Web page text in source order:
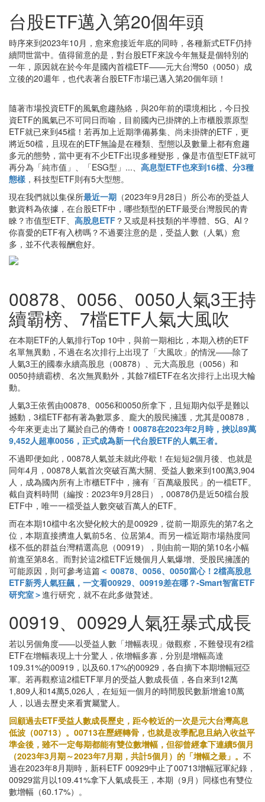
台股ETF邁入第20個年頭
時序來到2023年10月，愈來愈接近年底的同時，各種新式ETF仍持
續問世當中。值得留意的是，對台股ETF來說今年無疑是個特別的
一年，原因就在於今年是國內首檔ETF——元大台灣50（0050）成
立後的20週年，也代表著台股ETF市場已邁入第20個年頭！
隨著市場投資ETF的風氣愈趨熱絡，與20年前的環境相比，今日投
資ETF的風氣已不可同日而喻，目前國內已掛牌的上市櫃股票原型
ETF就已來到45檔！若再加上近期準備募集、尚未掛牌的ETF，更
將近50檔，且現在的ETF無論是在種類、型態以及數量上都有愈趨
多元的態勢，當中更有不少ETF出現多種變形，像是市值型ETF就可
再分為「純市值」、「ESG型」...、 高息型ETF也來到16檔、分3種
態樣 ，科技型ETF則有5大型態。
現在我們就以集保所最近一期 （2023年9月28日）所公布的受益人
數資料為依據，在台股ETF中，哪些類型的ETF最受台灣股民的青
睞？市值型ETF、 高股息ETF ？又或是科技類的半導體、5G、AI？
你喜愛的ETF有入榜嗎？不過要注意的是，受益人數（人氣）愈
多，並不代表報酬愈好。
00878、0056、0050人氣3王持
續霸榜、7檔ETF人氣大風吹
在本期ETF的人氣排行Top 10中，與前一期相比，本期入榜的ETF
名單無異動，不過在名次排行上出現了「大風吹」的情況——除了
人氣3王的國泰永續高股息（00878）、元大高股息（0056）和
0050持續霸榜、名次無異動外，其餘7檔ETF在名次排行上出現大輪
動。
人氣3王依舊由00878、0056和0050所拿下，且短期內似乎是難以
撼動，3檔ETF都有著為數眾多、龐大的股民擁護，尤其是00878，
今年來更走出了屬於自己的傳奇！ 00878在2023年2月時，挾以89萬
9,452人超車0056，正式成為新一代台股ETF的人氣王者。
不過即便如此，00878人氣並未就此停歇！在短短2個月後、也就是
同年4月，00878人氣首次突破百萬大關、受益人數來到100萬3,904
人，成為國內所有上市櫃ETF中，擁有「百萬級股民」的一檔ETF。
截自資料時間（編按：2023年9月28日），00878仍是近50檔台股
ETF中，唯一一檔受益人數突破百萬人的ETF。
而在本期10檔中名次變化較大的是00929，從前一期原先的第7名之
位，本期直接擠進人氣前5名、位居第4。而另一檔近期市場熱度同
樣不低的群益台灣精選高息（00919），則由前一期的第10名小幅
前進至第8名。而對於這2檔ETF近幾個月人氣爆增、受股民擁護的
可能原因，則可參考這篇＜ 00878、0056、0050當心！2檔高股息
ETF新秀人氣狂飆，一文看00929、00919差在哪？-Smart智富ETF
研究室＞進行研究，就不在此多做贅述。
00919、00929人氣狂暴式成長
若以另個角度——以受益人數「增幅表現」做觀察，不難發現有2檔
ETF在增幅表現上十分驚人，依增幅多寡，分別是增幅高達
109.31%的00919，以及60.17%的00929，各自摘下本期增幅冠亞
軍。若再觀察這2檔ETF單月的受益人數成長值，各自來到12萬
1,809人和14萬5,026人，在短短一個月的時間股民數新增逾10萬
人，以過去歷史來看實屬驚人。
回顧過去ETF受益人數成長歷史，距今較近的一次是元大台灣高息
低波（00713）。00713在歷經轉骨，也就是改季配息且納入收益平
準金後，雖不一定每期都能有雙位數增幅，但卻曾經拿下連續5個月
（2023年3月期～2023年7月期，共計5個月）的「增幅之最」。 不
過在2023年8月期時，新科ETF 00929中止了00713增幅冠軍紀錄，
00929當月以109.41%拿下人氣成長王，本期（9月）同樣也有雙位
數增幅（60.17%）。